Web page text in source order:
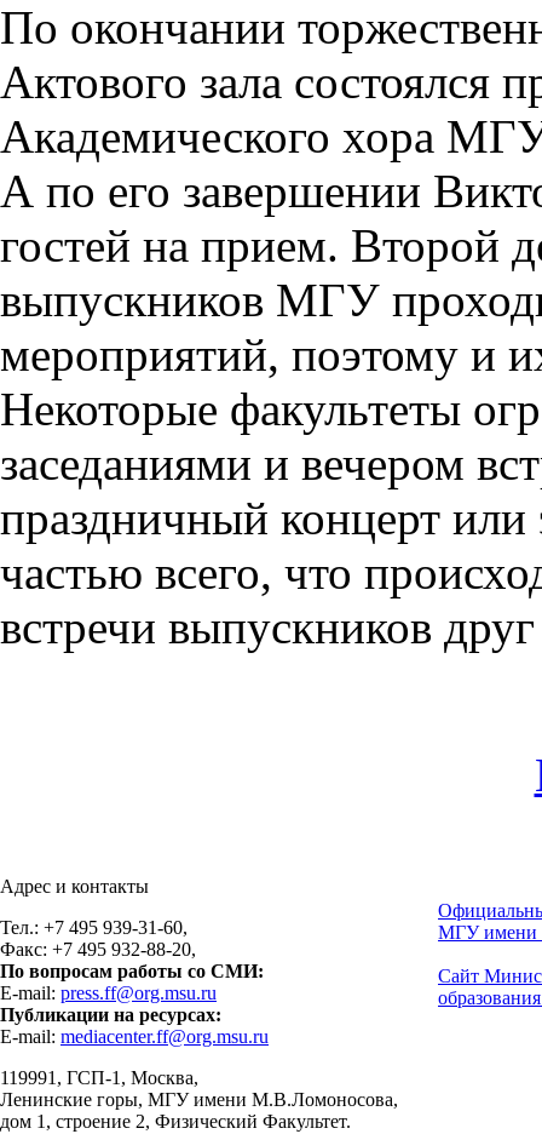
По окончании
Актового зала состоялся
Академического хора
А по его завершении
гостей на прием. Второй
выпускников МГУ
мероприятий, поэтому и
Некоторые факультеты
заседаниями и вечером
праздничный концерт
частью всего, что
встречи выпускников
Адрес и контакты
Тел.: +7 495 939-31-60,
Факс: +7 495 932-88-20,
По вопросам работы со СМИ:
E-mail: press.ff@org.msu.ru
Публикации на ресурсах:
E-mail: mediacenter.ff@org.msu.ru
119991, ГСП-1, Москва,
Ленинские горы, МГУ имени М.В.Ломоносова,
дом 1, строение 2, Физический Факультет.
МГУ имени
Сайт